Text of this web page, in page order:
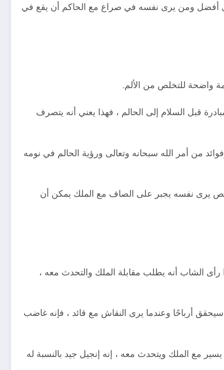
أفضل ومن يرى نفسه في صراع مع الحاكم أن يقع في
واضحة للتخلص من الألم.
قبل السلام إلى الحالم ، فهذا يعني أنه يتصرف
من أمر الله سبحانه وتعالى ورؤية الحالم في نومه
يرى نفسه يجبر على الصاف مع الملك يمكن أن
الشاب أنه يطلب مقابلة الملك والتحدث معه ،
أرباحًا وعندما يرى النقاش مع قائد ، فإنه غاضب
مع الملك ويتحدث معه ، إنه إنجيل جيد بالنسبة له